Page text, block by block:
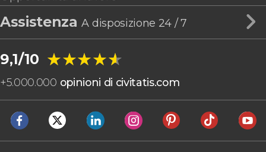
AssistenzaA disposizione 24 / 7
9,1/10 ★★★★★
★★★★★
+5.000.000 opinioni di civitatis.com